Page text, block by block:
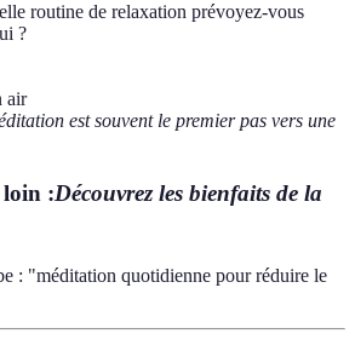
routine de relaxation prévoyez-vous
?
air
est souvent le premier pas vers une
loin :Découvrez les bienfaits de la
: "méditation quotidienne pour réduire le